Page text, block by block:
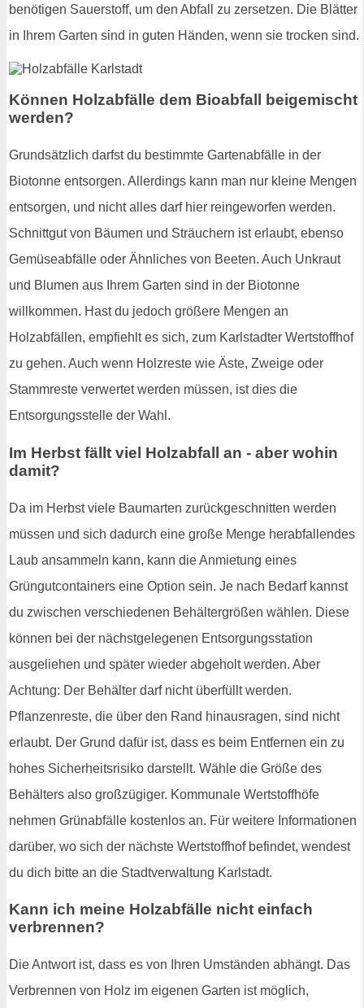
benötigen Sauerstoff, um den Abfall zu zersetzen. Die Blätter
in Ihrem Garten sind in guten Händen, wenn sie trocken sind.
Können Holzabfälle dem Bioabfall beigemischt
werden?
Grundsätzlich darfst du bestimmte Gartenabfälle in der
Biotonne entsorgen. Allerdings kann man nur kleine Mengen
entsorgen, und nicht alles darf hier reingeworfen werden.
Schnittgut von Bäumen und Sträuchern ist erlaubt, ebenso
Gemüseabfälle oder Ähnliches von Beeten. Auch Unkraut
und Blumen aus Ihrem Garten sind in der Biotonne
willkommen. Hast du jedoch größere Mengen an
Holzabfällen, empfiehlt es sich, zum Karlstadter Wertstoffhof
zu gehen. Auch wenn Holzreste wie Äste, Zweige oder
Stammreste verwertet werden müssen, ist dies die
Entsorgungsstelle der Wahl.
Im Herbst fällt viel Holzabfall an - aber wohin
damit?
Da im Herbst viele Baumarten zurückgeschnitten werden
müssen und sich dadurch eine große Menge herabfallendes
Laub ansammeln kann, kann die Anmietung eines
Grüngutcontainers eine Option sein. Je nach Bedarf kannst
du zwischen verschiedenen Behältergrößen wählen. Diese
können bei der nächstgelegenen Entsorgungsstation
ausgeliehen und später wieder abgeholt werden. Aber
Achtung: Der Behälter darf nicht überfüllt werden.
Pflanzenreste, die über den Rand hinausragen, sind nicht
erlaubt. Der Grund dafür ist, dass es beim Entfernen ein zu
hohes Sicherheitsrisiko darstellt. Wähle die Größe des
Behälters also großzügiger. Kommunale Wertstoffhöfe
nehmen Grünabfälle kostenlos an. Für weitere Informationen
darüber, wo sich der nächste Wertstoffhof befindet, wendest
du dich bitte an die Stadtverwaltung Karlstadt.
Kann ich meine Holzabfälle nicht einfach
verbrennen?
Die Antwort ist, dass es von Ihren Umständen abhängt. Das
Verbrennen von Holz im eigenen Garten ist möglich,